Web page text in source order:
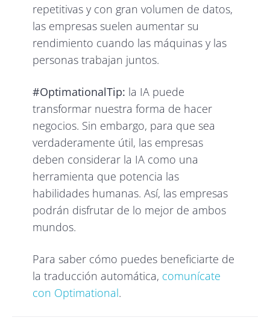
repetitivas y con gran volumen de datos,
las empresas suelen aumentar su
rendimiento cuando las máquinas y las
personas trabajan juntos.
#OptimationalTip: la IA puede
transformar nuestra forma de hacer
negocios. Sin embargo, para que sea
verdaderamente útil, las empresas
deben considerar la IA como una
herramienta que potencia las
habilidades humanas. Así, las empresas
podrán disfrutar de lo mejor de ambos
mundos.
Para saber cómo puedes beneficiarte de
la traducción automática, comunícate
con Optimational.